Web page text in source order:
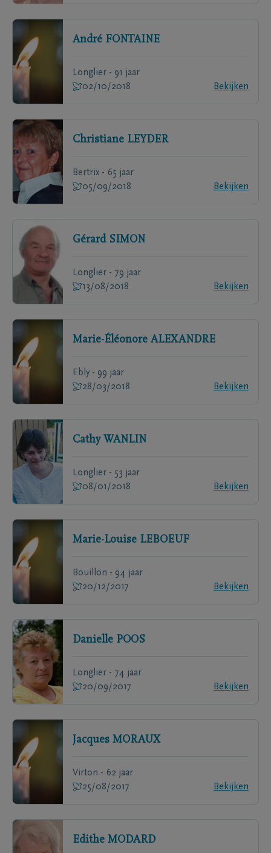
André FONTAINE
Longlier - 91 jaar
02/10/2018
Bekijken
Christiane LEYDER
Bertrix - 65 jaar
05/09/2018
Bekijken
Gérard SIMON
Longlier - 79 jaar
13/08/2018
Bekijken
Marie-Éléonore ALEXANDRE
Ebly - 99 jaar
28/03/2018
Bekijken
Cathy WANLIN
Longlier - 53 jaar
08/01/2018
Bekijken
Marie-Louise LEBOEUF
Bouillon - 94 jaar
20/12/2017
Bekijken
Danielle POOS
Longlier - 74 jaar
20/09/2017
Bekijken
Jacques MORAUX
Virton - 62 jaar
25/08/2017
Bekijken
Edithe MODARD